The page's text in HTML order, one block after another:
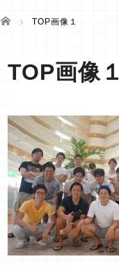
ホーム TOP画像１
TOP画像１